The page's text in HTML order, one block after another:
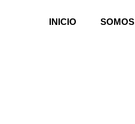
INICIO SOMOS